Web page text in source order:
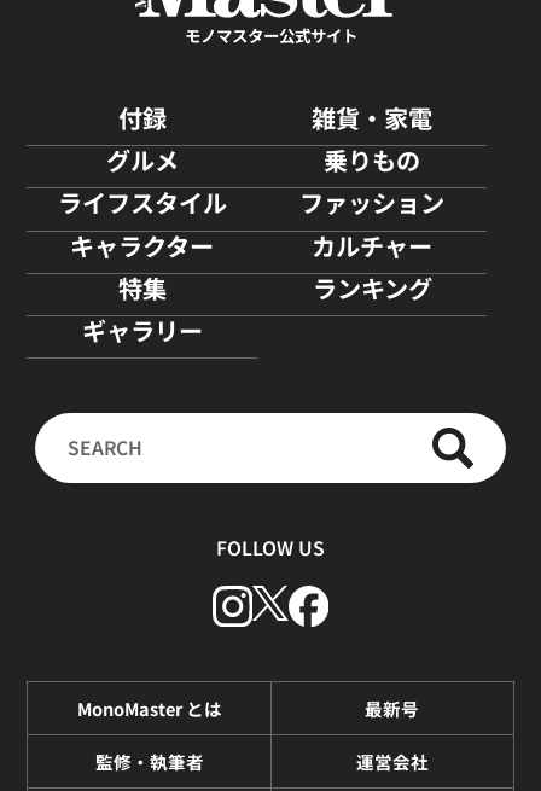
モノマスター公式サイト
付録
雑貨・家電
グルメ
乗りもの
ライフスタイル
ファッション
キャラクター
カルチャー
特集
ランキング
ギャラリー
FOLLOW US
MonoMaster とは 最新号
監修・執筆者 運営会社